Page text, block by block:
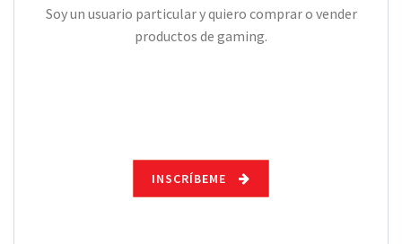
Soy un usuario particular y quiero comprar o vender
productos de gaming.
INSCRÍBEME